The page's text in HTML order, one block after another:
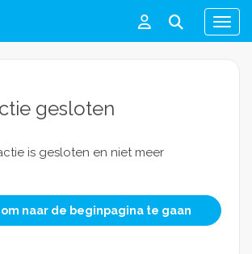
Menu
gesloten
is gesloten en niet meer
om naar de beginpagina te gaan